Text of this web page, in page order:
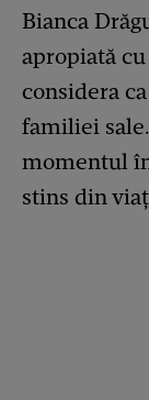
Bianca
apropiată
considera
familiei
momentul
stins din